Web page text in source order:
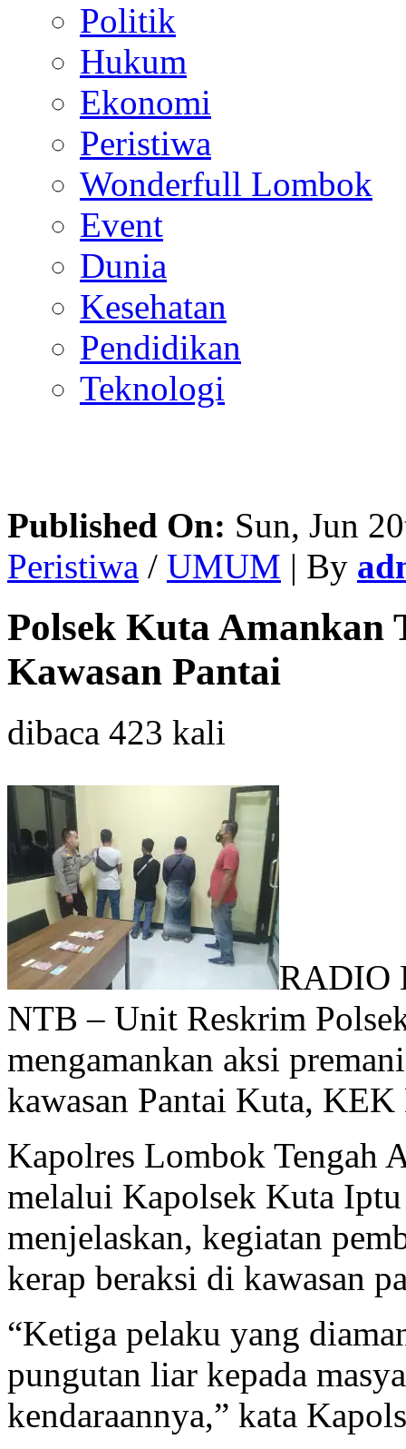
Politik
Hukum
Ekonomi
Peristiwa
Wonderfull Lombok
Event
Dunia
Kesehatan
Pendidikan
Teknologi
Published On: Sun, Jun
Peristiwa / UMUM | By
Polsek Kuta
Kawasan Pantai
dibaca 423 kali
RADIO
NTB – Unit Reskrim
mengamankan aksi
kawasan Pantai Kuta,
Kapolres Lombok Tengah
melalui Kapolsek Kuta
menjelaskan, kegiatan
kerap beraksi di kawasan
“Ketiga pelaku yang
pungutan liar kepada
kendaraannya,” kata